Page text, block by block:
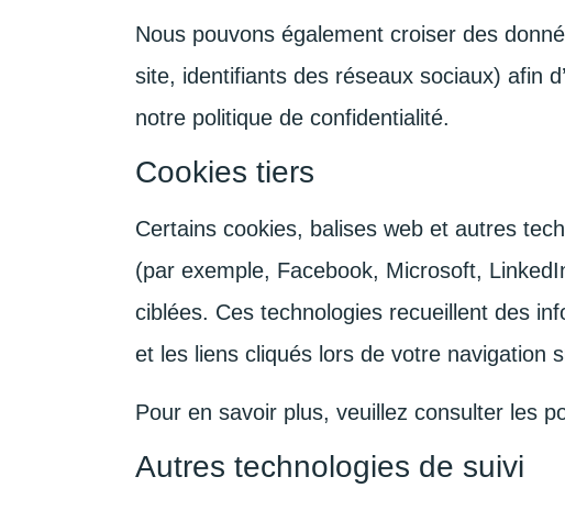
Nous pouvons également croiser des
site, identifiants des réseaux sociaux) afin
notre politique de confidentialité.
Cookies tiers
Certains cookies, balises web et autres
(par exemple, Facebook, Microsoft,
ciblées. Ces technologies recueillent des
et les liens cliqués lors de votre navigation
Pour en savoir plus, veuillez consulter les
Autres technologies de suivi